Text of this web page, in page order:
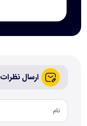
ارسال نظرات